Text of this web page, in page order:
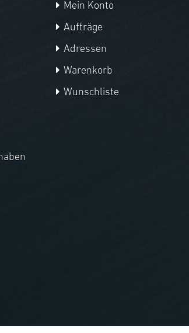
Mein Konto
Aufträge
Adressen
Warenkorb
Wunschliste